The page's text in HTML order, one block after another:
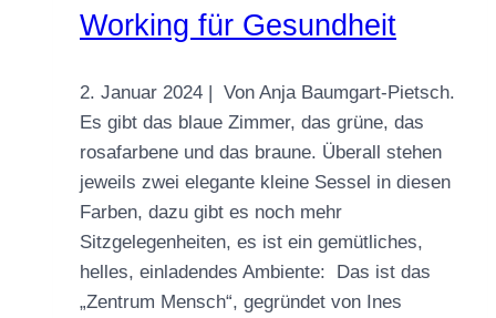
Working für Gesundheit
2. Januar 2024 | Von Anja Baumgart-Pietsch.
Es gibt das blaue Zimmer, das grüne, das
rosafarbene und das braune. Überall stehen
jeweils zwei elegante kleine Sessel in diesen
Farben, dazu gibt es noch mehr
Sitzgelegenheiten, es ist ein gemütliches,
helles, einladendes Ambiente: Das ist das
„Zentrum Mensch“, gegründet von Ines